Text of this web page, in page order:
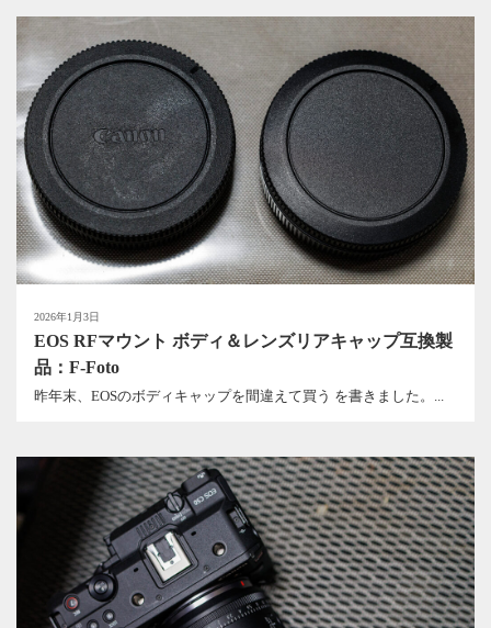
2026年1月3日
EOS RFマウント ボディ＆レンズリアキャップ互換製
品：F-Foto
昨年末、EOSのボディキャップを間違えて買う を書きました。...